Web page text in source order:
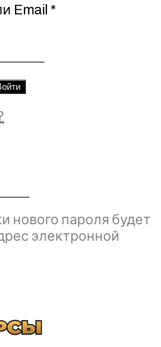
Email *Обязательно
нового пароля будет
электронной